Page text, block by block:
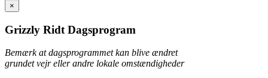
×
Grizzly Ridt Dagsprogram
Bemærk at dagsprogrammet kan blive ændret
grundet vejr eller andre lokale omstændigheder